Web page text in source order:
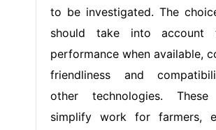
to be investigated. The
should take into account
performance when available,
friendliness and
other technologies. These
simplify work for farmers,